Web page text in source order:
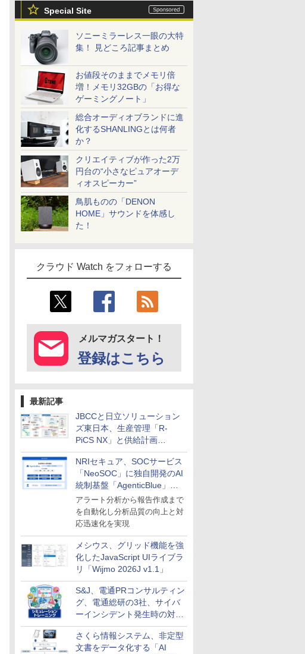
Special Site
ソニーミラーレス一眼の大特
集！ 見どころ記事まとめ
お値段そのままでメモリ倍
増！メモリ32GBの「お得な
ゲーミングノート」
総合オーディオブランドに進
化するSHANLINGとは何者
か？
クリエイティブが作った2万
円台の“小さなピュアオーデ
ィオスピーカー”
鳥肌ものの「DENON
HOME」サウンドを体感し
た！
クラウド Watch をフォローする
メルマガスタート！
登録はこちら
最新記事
JBCCと日立ソリューション
ズ東日本、生産管理「R-
PiCS NX」と供給計画
「scSQUARE ISP」の連携サ
ービスを提供開始
NRIセキュア、SOCサービス
「NeoSOC」に独自開発のAI
統制基盤「AgenticBlue」を
導入
アラート分析から報告作成まで
を自動化し分析品質の向上と対
応迅速化を実現
メシウス、グリッド機能を強
化したJavaScript UIライブラ
リ「Wijmo 2026J v1.1」
S&J、電通PRコンサルティン
グ、電通総研の3社、サイバ
ーインシデント発生時の対応
と危機管理広報を一体的に訓
練するプログラムを提供
さくら情報システム、非定型
文書をデータ化する「AI